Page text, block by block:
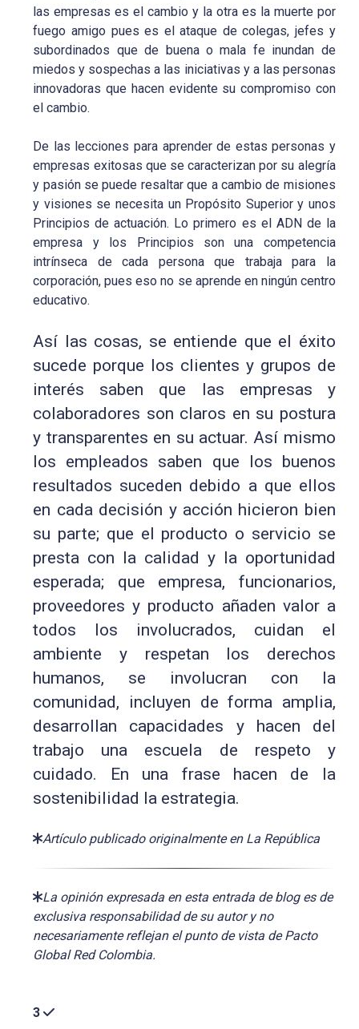
las empresas es el cambio y la otra es la muerte por
fuego amigo pues es el ataque de colegas, jefes y
subordinados que de buena o mala fe inundan de
miedos y sospechas a las iniciativas y a las personas
innovadoras que hacen evidente su compromiso con
el cambio.
De las lecciones para aprender de estas personas y
empresas exitosas que se caracterizan por su alegría
y pasión se puede resaltar que a cambio de misiones
y visiones se necesita un Propósito Superior y unos
Principios de actuación. Lo primero es el ADN de la
empresa y los Principios son una competencia
intrínseca de cada persona que trabaja para la
corporación, pues eso no se aprende en ningún centro
educativo.
Así las cosas, se entiende que el éxito
sucede porque los clientes y grupos de
interés saben que las empresas y
colaboradores son claros en su postura
y transparentes en su actuar. Así mismo
los empleados saben que los buenos
resultados suceden debido a que ellos
en cada decisión y acción hicieron bien
su parte; que el producto o servicio se
presta con la calidad y la oportunidad
esperada; que empresa, funcionarios,
proveedores y producto añaden valor a
todos los involucrados, cuidan el
ambiente y respetan los derechos
humanos, se involucran con la
comunidad, incluyen de forma amplia,
desarrollan capacidades y hacen del
trabajo una escuela de respeto y
cuidado. En una frase hacen de la
sostenibilidad la estrategia.
Artículo publicado originalmente en La República
La opinión expresada en esta entrada de blog es de
exclusiva responsabilidad de su autor y no
necesariamente reflejan el punto de vista de Pacto
Global Red Colombia.
3